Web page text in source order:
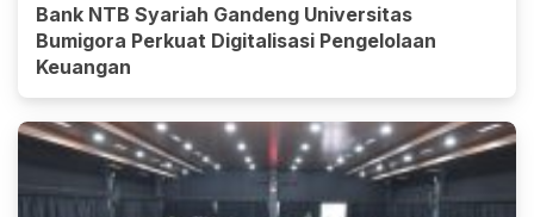
Bank NTB Syariah Gandeng Universitas
Bumigora Perkuat Digitalisasi Pengelolaan
Keuangan